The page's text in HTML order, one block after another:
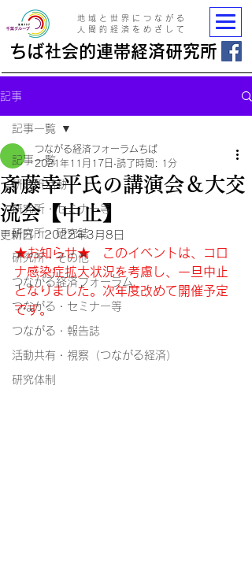
ちば社会的連帯経済研究所
地域と世界につながる
人間的経済をめざして
記事
記事一覧
研究所活動
研究所・セミナー等
研究所・研究誌
研究所・その他
つながる経済フォーラム
つながる・セミナー等
つながる・報告誌
活動共有・視察（つながる経済）
研究体制
記事一覧
斎藤幸平氏の講演会＆大交
流会【中止】
つながる経済フォーラムちば
2021年11月17日 読了時間: 1分
更新日：2022年3月8日
★お知らせ★　このイベントは、コロ
ナ感染症拡大状況を考慮し、一旦中止
となりました。次年度改めて開催予定
です。